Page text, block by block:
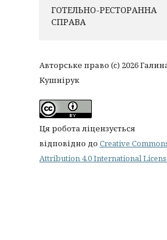
ГОТЕЛЬНО-РЕСТОРАННА
СПРАВА
Авторське право (c) 2026
Кушнірук
Ця робота ліцензується
відповідно до Creative
Attribution 4.0 International